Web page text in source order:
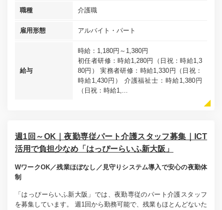
職種 介護職
雇用形態 アルバイト・パート
給与
時給：1,180円～1,380円
初任者研修：時給1,280円（日祝：時給1,3
80円） 実務者研修：時給1,330円（日祝：
時給1,430円） 介護福祉士：時給1,380円
（日祝：時給1,...
週1回～OK｜夜勤専従パート介護スタッフ募集｜ICT
活用で負担少なめ「はっぴーらいふ新大阪」
WワークOK／残業ほぼなし／見守りシステム導入で安心の夜勤体
制
「はっぴーらいふ新大阪」では、夜勤専従のパート介護スタッフ
を募集しています。 週1回から勤務可能で、残業もほとんどないた